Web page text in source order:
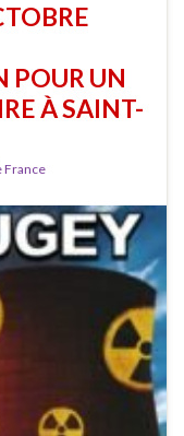
POUR UN
À SAINT-
France